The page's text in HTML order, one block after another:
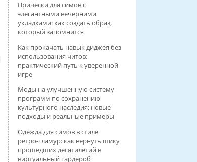
Причёски для симов с
элегантными вечерними
укладками: как создать образ,
который запомнится
Как прокачать навык диджея без
использования читов:
практический путь к уверенной
игре
Моды на улучшенную систему
программ по сохранению
культурного наследия: новые
подходы и реальные примеры
Одежда для симов в стиле
ретро‑гламур: как вернуть шику
прошедших десятилетий в
виртуальный гардероб